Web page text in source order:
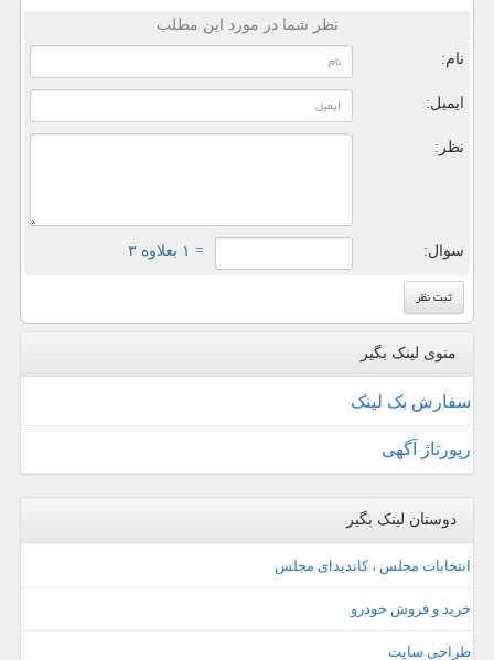
نظر شما در مورد این مطلب
نام:
ایمیل:
نظر:
سوال: = ۱ بعلاوه ۳
منوی لینک بگیر
سفارش بک لینک
رپورتاژ آگهی
دوستان لینک بگیر
انتخابات مجلس ، کاندیدای مجلس
خرید و فروش خودرو
طراحی سایت